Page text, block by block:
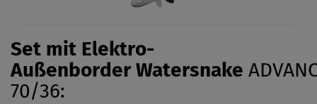
Set mit Elektro-
AußenborderWatersnake
70/36: